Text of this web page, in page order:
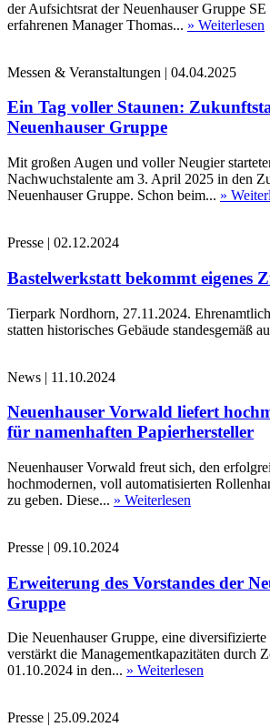
der Aufsichtsrat der Neuenhauser Gruppe
erfahrenen Manager Thomas... » Weiterlesen
Messen & Veranstaltungen | 04.04.2025
Ein Tag voller Staunen:
Neuenhauser Gruppe
Mit großen Augen und voller Neugier
Nachwuchstalente am 3. April 2025 in den
Neuenhauser Gruppe. Schon beim... »
Presse | 02.12.2024
Bastelwerkstatt bekommt eigenes
Tierpark Nordhorn, 27.11.2024.
statten historisches Gebäude standesgemäß
News | 11.10.2024
Neuenhauser Vorwald liefert
für namenhaften Papierhersteller
Neuenhauser Vorwald freut sich, den
hochmodernen, voll automatisierten
zu geben. Diese... » Weiterlesen
Presse | 09.10.2024
Erweiterung des Vorstandes der
Gruppe
Die Neuenhauser Gruppe, eine diversifizierte
verstärkt die Managementkapazitäten durch
01.10.2024 in den... » Weiterlesen
Presse | 25.09.2024